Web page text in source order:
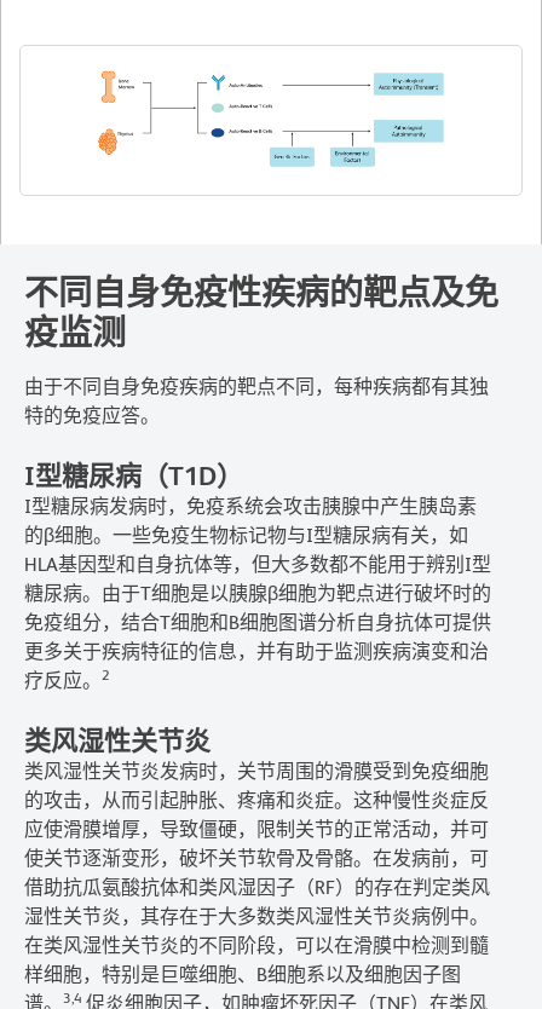
不同自身免疫性疾病的靶点及免
疫监测
由于不同自身免疫疾病的靶点不同，每种疾病都有其独
特的免疫应答。
I型糖尿病（T1D）
I型糖尿病发病时，免疫系统会攻击胰腺中产生胰岛素
的β细胞。一些免疫生物标记物与I型糖尿病有关，如
HLA基因型和自身抗体等，但大多数都不能用于辨别I型
糖尿病。由于T细胞是以胰腺β细胞为靶点进行破坏时的
免疫组分，结合T细胞和B细胞图谱分析自身抗体可提供
更多关于疾病特征的信息，并有助于监测疾病演变和治
疗反应。
2
类风湿性关节炎
类风湿性关节炎发病时，关节周围的滑膜受到免疫细胞
的攻击，从而引起肿胀、疼痛和炎症。这种慢性炎症反
应使滑膜增厚，导致僵硬，限制关节的正常活动，并可
使关节逐渐变形，破坏关节软骨及骨骼。在发病前，可
借助抗瓜氨酸抗体和类风湿因子（RF）的存在判定类风
湿性关节炎，其存在于大多数类风湿性关节炎病例中。
在类风湿性关节炎的不同阶段，可以在滑膜中检测到髓
样细胞，特别是巨噬细胞、B细胞系以及细胞因子图
谱。
3,4 促炎细胞因子，如肿瘤坏死因子（TNF）在类风